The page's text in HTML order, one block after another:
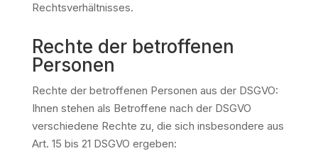
Rechtsverhältnisses.
Rechte der betroffenen
Personen
Rechte der betroffenen Personen aus der DSGVO:
Ihnen stehen als Betroffene nach der DSGVO
verschiedene Rechte zu, die sich insbesondere aus
Art. 15 bis 21 DSGVO ergeben: